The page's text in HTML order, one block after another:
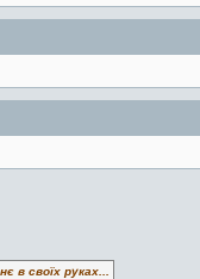
своїх руках...